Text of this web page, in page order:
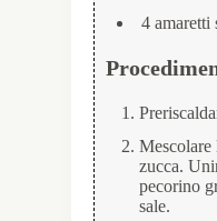
4 amaretti
zucca.
pecorino
sale.